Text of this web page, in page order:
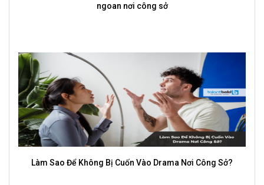
ngoan nơi công sở
Làm Sao Để Không Bị Cuốn Vào Drama Nơi Công Sở?